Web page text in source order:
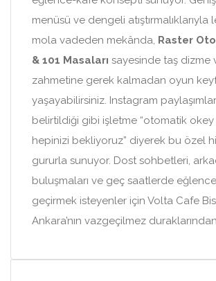
menüsü ve dengeli atıştırmalıklarıyla
mola vadeden mekânda, Raster
& 101 Masaları sayesinde taş dizme
zahmetine gerek kalmadan oyun
yaşayabilirsiniz. Instagram
belirtildiği gibi işletme “otomatik okey
hepinizi bekliyoruz” diyerek bu özel
gururla sunuyor. Dost sohbetleri,
buluşmaları ve geç saatlerde
geçirmek isteyenler için Volta Cafe
Ankara’nın vazgeçilmez